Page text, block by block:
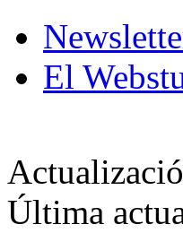
El
Última